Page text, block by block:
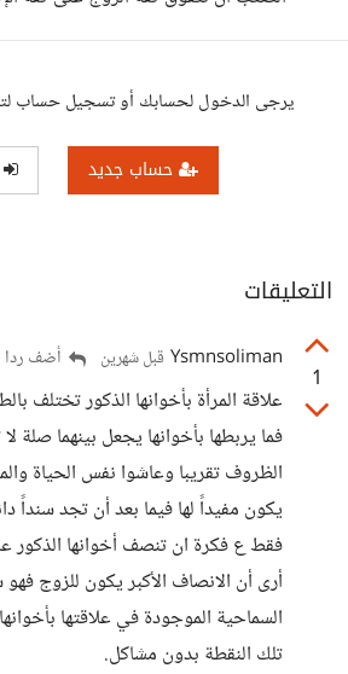
يرجى الدخول لحسابك أو تسجيل حساب
حساب جديد
التعليقات
1
Ysmnsoliman قبل شهرين أضف ردا
علاقة المرأة بأخوانها الذكور تختلف
فما يربطها بأخوانها يجعل بينهما صلة
الظروف تقريبا وعاشوا نفس الحياة
يكون مفيداً لها فيما بعد أن تجد سنداً
فقط ع فكرة ان تنصف أخوانها الذكور
أرى أن الانصاف الأكبر يكون للزوج
السماحية الموجودة في علاقتها
تلك النقطة بدون مشاكل.